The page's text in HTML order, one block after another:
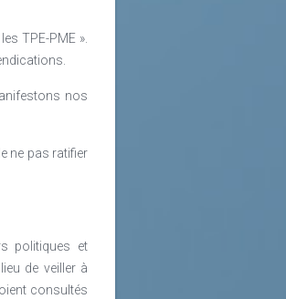
TPE-PME ».
nos
ne pas ratifier
politiques et
de veiller à
consultés